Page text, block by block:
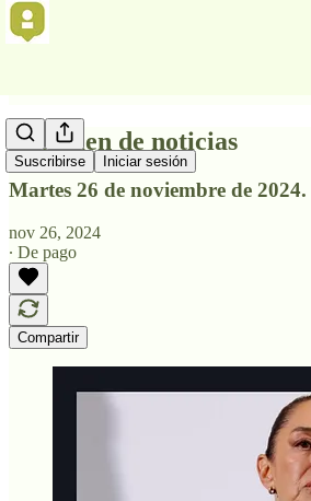
Suscribirse Iniciar sesión
Resumen de noticias
Martes 26 de noviembre de 2024.
nov 26, 2024
∙ De pago
Compartir